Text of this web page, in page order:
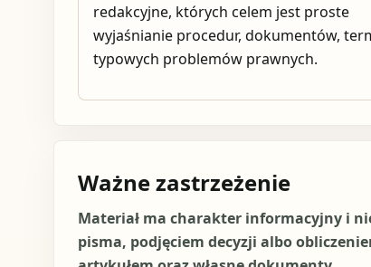
redakcyjne, których celem jest proste
wyjaśnianie procedur, dokumentów,
typowych problemów prawnych.
Ważne zastrzeżenie
Materiał ma charakter informacyjny i
pisma, podjęciem decyzji albo